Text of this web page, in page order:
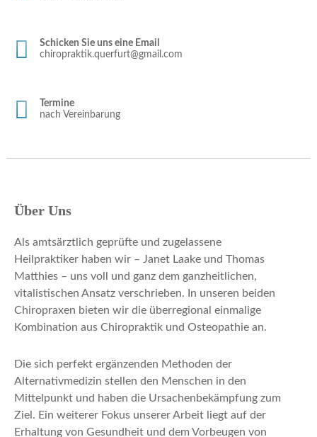
Schicken Sie uns eine Email
chiropraktik.querfurt@gmail.com
Termine
nach Vereinbarung
Über Uns
Als amtsärztlich geprüfte und zugelassene
Heilpraktiker haben wir – Janet Laake und Thomas
Matthies – uns voll und ganz dem ganzheitlichen,
vitalistischen Ansatz verschrieben. In unseren beiden
Chiropraxen bieten wir die überregional einmalige
Kombination aus Chiropraktik und Osteopathie an.
Die sich perfekt ergänzenden Methoden der
Alternativmedizin stellen den Menschen in den
Mittelpunkt und haben die Ursachenbekämpfung zum
Ziel. Ein weiterer Fokus unserer Arbeit liegt auf der
Erhaltung von Gesundheit und dem Vorbeugen von